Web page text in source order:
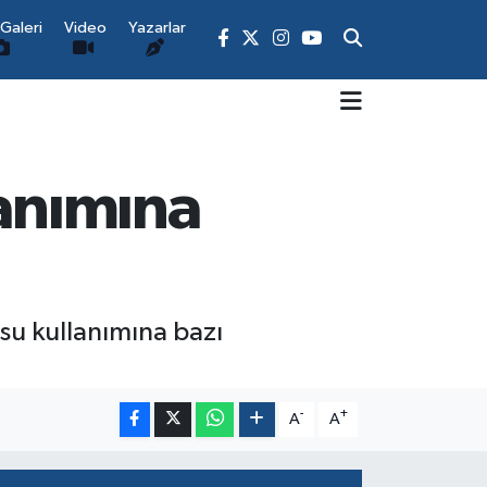
Video Yazarlar
kullanımına bazı
A- A+